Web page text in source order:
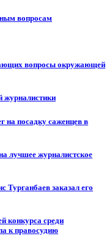
вопросам
вопросы окружающей
журналистики
на посадку саженцев в
лучшее журналистское
Турганбаев заказал его
конкурса среди
к правосудию